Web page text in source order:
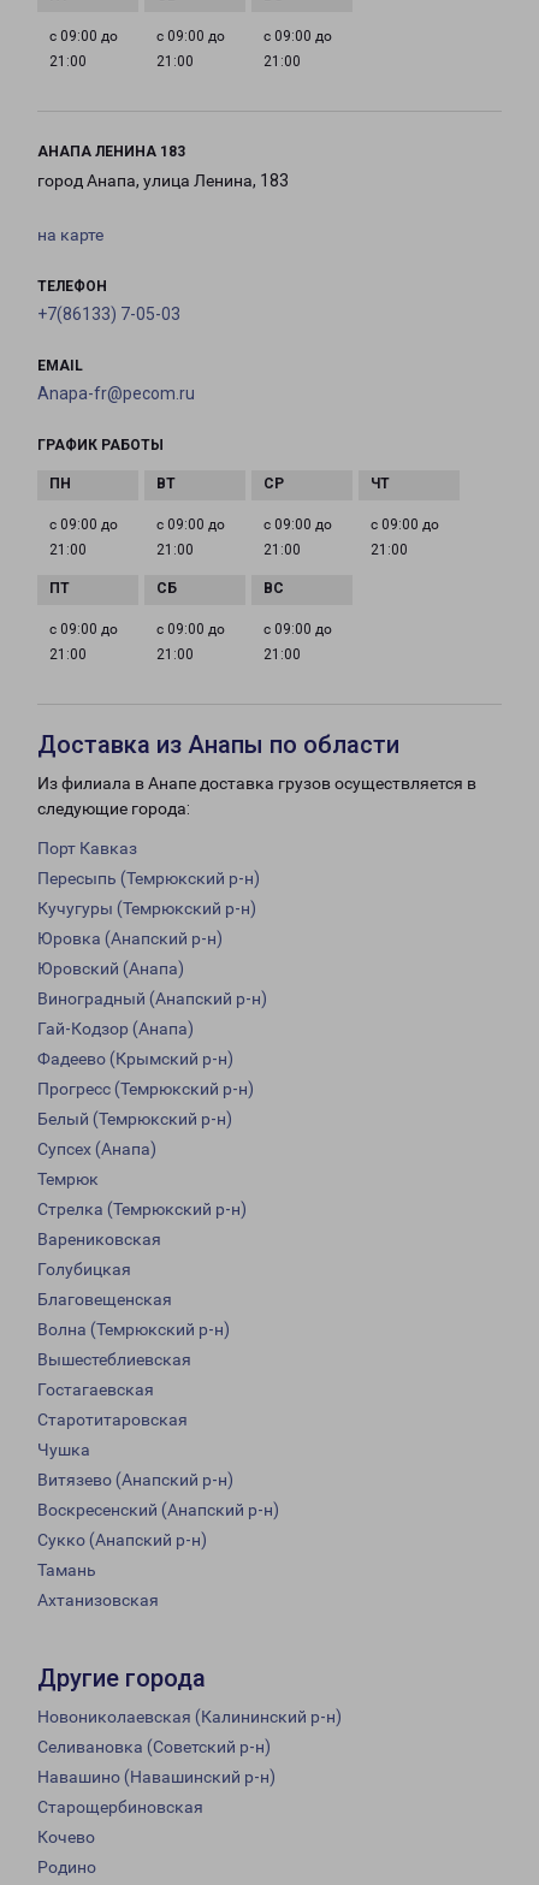
с 09:00 до
21:00
с 09:00 до
21:00
с 09:00 до
21:00
АНАПА ЛЕНИНА 183
город Анапа, улица Ленина, 183
на карте
ТЕЛЕФОН
+7(86133) 7-05-03
EMAIL
Anapa-fr@pecom.ru
ГРАФИК РАБОТЫ
с 09:00 до
21:00
с 09:00 до
21:00
с 09:00 до
21:00
с 09:00 до
21:00
с 09:00 до
21:00
с 09:00 до
21:00
с 09:00 до
21:00
Доставка из Анапы по области
Из филиала в Анапе доставка грузов осуществляется в
следующие города:
Порт Кавказ
Пересыпь (Темрюкский р-н)
Кучугуры (Темрюкский р-н)
Юровка (Анапский р-н)
Юровский (Анапа)
Виноградный (Анапский р-н)
Гай-Кодзор (Анапа)
Фадеево (Крымский р-н)
Прогресс (Темрюкский р-н)
Белый (Темрюкский р-н)
Супсех (Анапа)
Темрюк
Стрелка (Темрюкский р-н)
Варениковская
Голубицкая
Благовещенская
Волна (Темрюкский р-н)
Вышестеблиевская
Гостагаевская
Старотитаровская
Чушка
Витязево (Анапский р-н)
Воскресенский (Анапский р-н)
Сукко (Анапский р-н)
Тамань
Ахтанизовская
Другие города
Новониколаевская (Калининский р-н)
Селивановка (Советский р-н)
Навашино (Навашинский р-н)
Старощербиновская
Кочево
Родино